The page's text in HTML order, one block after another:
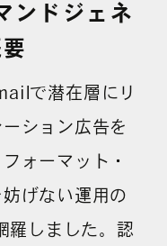
語集
ンドジェネ
で潜在層にリ
ション広告を
ォーマット・
げない運用の
羅しました。認